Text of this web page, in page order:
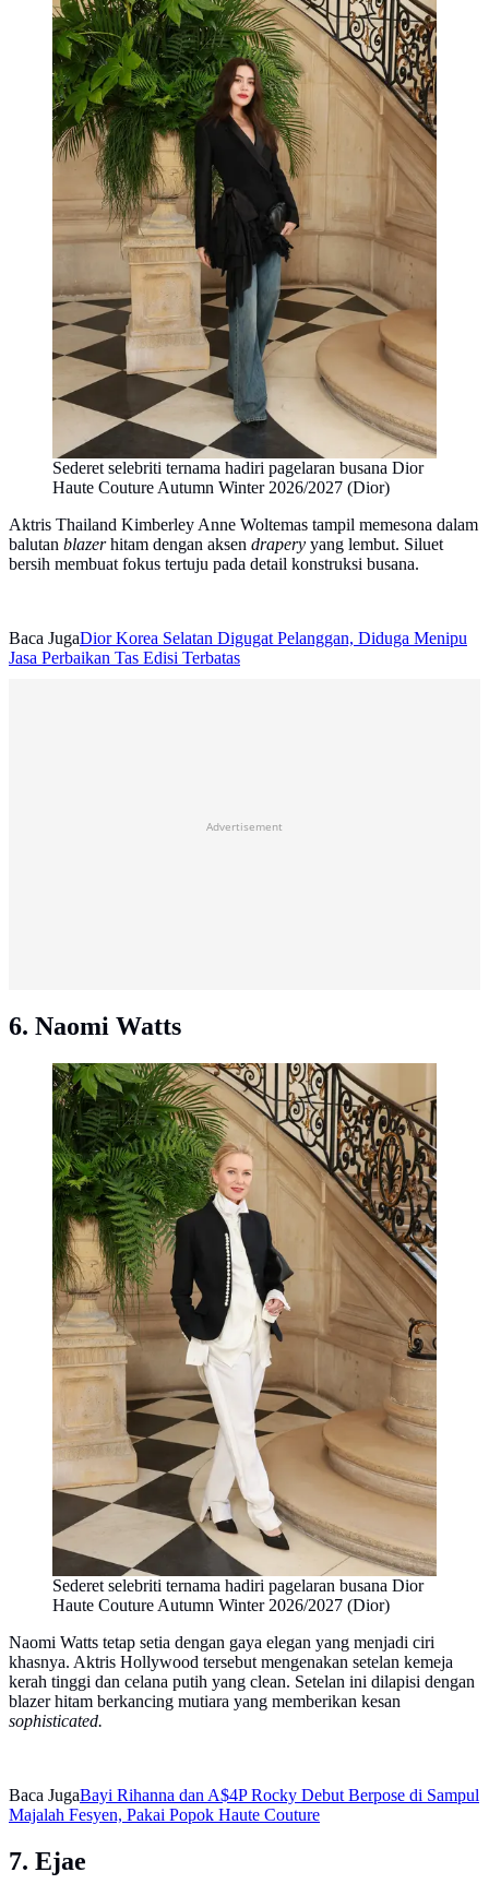
Sederet selebriti ternama hadiri pagelaran busana Dior
Haute Couture Autumn Winter 2026/2027 (Dior)
Aktris Thailand Kimberley Anne Woltemas tampil memesona dalam
balutan blazerhitam dengan aksen drapery yang lembut. Siluet
bersih membuat fokus tertuju pada detail konstruksi busana.
Baca JugaDior Korea Selatan Digugat Pelanggan, Diduga Menipu
Jasa Perbaikan Tas Edisi Terbatas
Advertisement
6. Naomi Watts
Sederet selebriti ternama hadiri pagelaran busana Dior
Haute Couture Autumn Winter 2026/2027 (Dior)
Naomi Watts tetap setia dengan gaya elegan yang menjadi ciri
khasnya. Aktris Hollywood tersebut mengenakan setelan kemeja
kerah tinggi dan celana putih yang clean. Setelan ini dilapisi dengan
blazer hitam berkancing mutiara yang memberikan kesan
sophisticated.
Baca JugaBayi Rihanna dan A$4P Rocky Debut Berpose di Sampul
Majalah Fesyen, Pakai Popok Haute Couture
7. Ejae